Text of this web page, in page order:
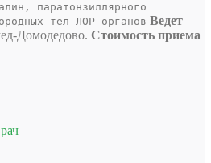
паратонзиллярного
тел ЛОР органов Ведет
Домодедово. Стоимость приема